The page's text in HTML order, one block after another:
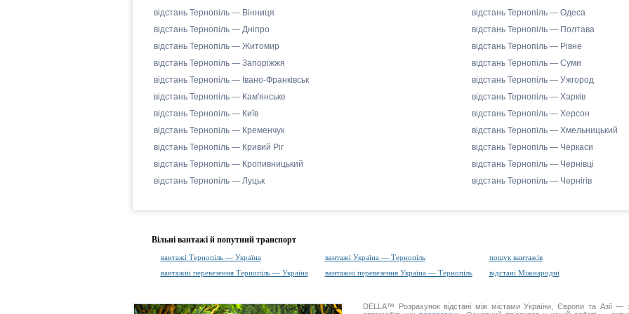
відстань Тернопіль — Вінниця
відстань Тернопіль — Дніпро
відстань Тернопіль — Житомир
відстань Тернопіль — Запоріжжя
відстань Тернопіль — Івано-Франківськ
відстань Тернопіль — Кам'янське
відстань Тернопіль — Київ
відстань Тернопіль — Кременчук
відстань Тернопіль — Кривий Ріг
відстань Тернопіль — Кропивницький
відстань Тернопіль — Луцьк
відстань Тернопіль — Одеса
відстань Тернопіль — Полтава
відстань Тернопіль — Рівне
відстань Тернопіль — Суми
відстань Тернопіль — Ужгород
відстань Тернопіль — Харків
відстань Тернопіль — Херсон
відстань Тернопіль — Хмельницький
відстань Тернопіль — Черкаси
відстань Тернопіль — Чернівці
відстань Тернопіль — Чернігів
Вільні вантажі й попутний транспорт
вантажі Тернопіль — Україна вантажі Україна — Тернопіль
пошук вантажів
вантажні перевезення Тернопіль — Україна
вантажні перевезення Україна — Тернопіль відстані Міжнародні
DELLA™ Розрахунок відстані між містами України, Європи та Азії —